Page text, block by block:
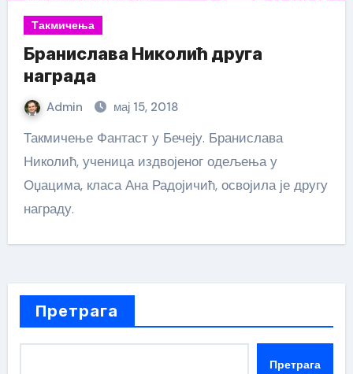
Такмичења
Бранислава Николић друга
награда
Admin мај 15, 2018
Такмичење Фантаст у Бечеју. Бранислава
Николић, ученица издвојеног одељења у
Оџацима, класа Ана Радојичић, освојила је другу
награду.
Претрага
Претрага